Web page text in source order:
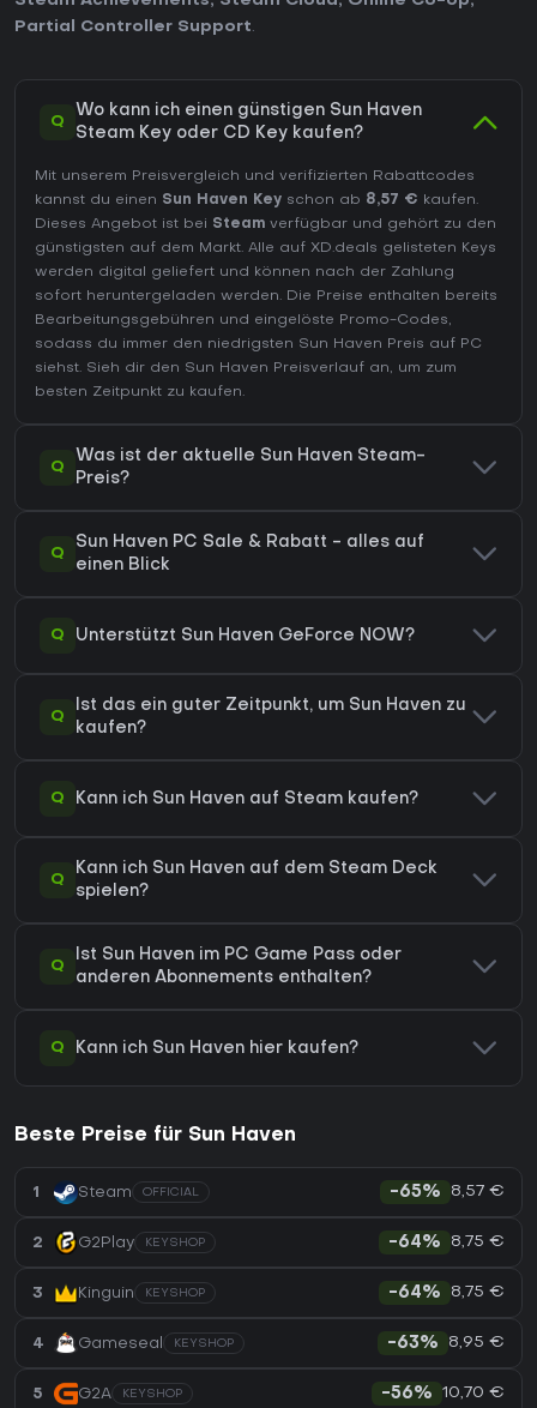
Partial Controller Support.
Q
Wo kann ich einen günstigen Sun Haven
Steam Key oder CD Key kaufen?
Mit unserem Preisvergleich und verifizierten Rabattcodes
kannst du einen Sun Haven Key schon ab 8,57 € kaufen.
Dieses Angebot ist bei Steam verfügbar und gehört zu den
günstigsten auf dem Markt. Alle auf XD.deals gelisteten Keys
werden digital geliefert und können nach der Zahlung
sofort heruntergeladen werden. Die Preise enthalten bereits
Bearbeitungsgebühren und eingelöste Promo-Codes,
sodass du immer den niedrigsten Sun Haven Preis auf PC
siehst. Sieh dir den Sun Haven Preisverlauf an, um zum
besten Zeitpunkt zu kaufen.
Q
Was ist der aktuelle Sun Haven Steam-
Preis?
Q
Sun Haven PC Sale & Rabatt - alles auf
einen Blick
Q Unterstützt Sun Haven GeForce NOW?
Q
Ist das ein guter Zeitpunkt, um Sun Haven zu
kaufen?
Q Kann ich Sun Haven auf Steam kaufen?
Q
Kann ich Sun Haven auf dem Steam Deck
spielen?
Q
Ist Sun Haven im PC Game Pass oder
anderen Abonnements enthalten?
Q Kann ich Sun Haven hier kaufen?
Beste Preise für Sun Haven
1 Steam OFFICIAL -65% 8,57 €
2 G2Play KEYSHOP -64% 8,75 €
3 Kinguin KEYSHOP -64% 8,75 €
4 Gameseal KEYSHOP -63% 8,95 €
5 G2A KEYSHOP -56% 10,70 €